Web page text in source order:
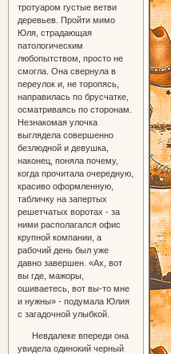
тротуаром густые ветви
деревьев. Пройти мимо
Юля, страдающая
патологическим
любопытством, просто не
смогла. Она свернула в
переулок и, не торопясь,
направилась по брусчатке,
осматриваясь по сторонам.
Незнакомая улочка
выглядела совершенно
безлюдной и девушка,
наконец, поняла почему,
когда прочитала очередную,
красиво оформленную,
табличку на запертых
решетчатых воротах - за
ними располагался офис
крупной компании, а
рабочий день был уже
давно завершен. «Ах, вот
вы где, мажоры,
ошиваетесь, вот вы-то мне
и нужны» - подумала Юлия
с загадочной улыбкой.
Невдалеке впереди она
увидела одинокий черный